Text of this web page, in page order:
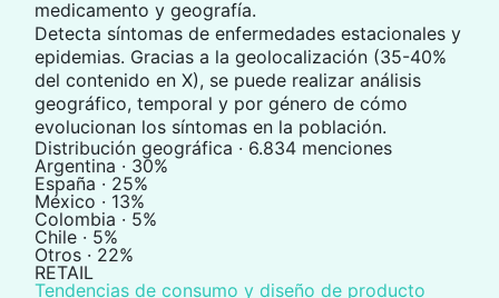
medicamento y geografía.
Detecta síntomas de enfermedades estacionales y
epidemias. Gracias a la geolocalización (35-40%
del contenido en X), se puede realizar análisis
geográfico, temporal y por género de cómo
evolucionan los síntomas en la población.
Distribución geográfica · 6.834 menciones
Argentina · 30%
España · 25%
México · 13%
Colombia · 5%
Chile · 5%
Otros · 22%
RETAIL
Tendencias de consumo y diseño de producto